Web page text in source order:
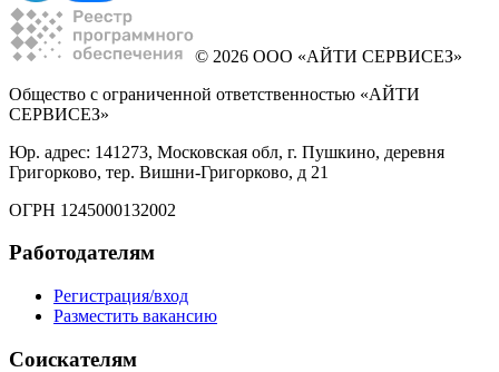
© 2026 ООО «АЙТИ СЕРВИСЕЗ»
Общество с ограниченной ответственностью «АЙТИ
СЕРВИСЕЗ»
Юр. адрес: 141273, Московская обл, г. Пушкино, деревня
Григорково, тер. Вишни-Григорково, д 21
ОГРН 1245000132002
Работодателям
Регистрация/вход
Разместить вакансию
Соискателям